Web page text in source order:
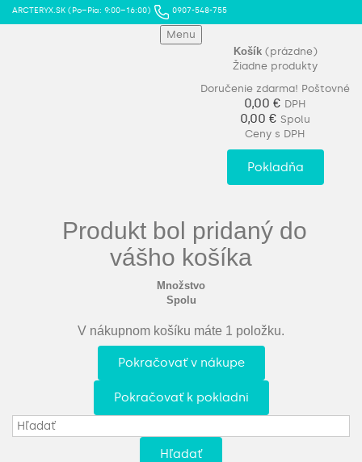
ARCTERYX.SK (Po–Pia: 9:00–16:00) 0907-548-755
Menu
Košík (prázdne)
Žiadne produkty
Doručenie zdarma! Poštovné
0,00 € DPH
0,00 € Spolu
Ceny s DPH
Pokladňa
Produkt bol pridaný do
vášho košíka
Množstvo
Spolu
V nákupnom košíku máte 1 položku.
Pokračovať v nákupe
Pokračovať k pokladni
Hľadať